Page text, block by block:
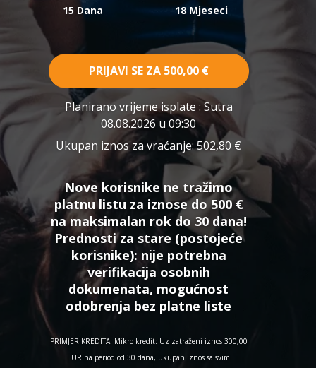
15 Dana 18 Mjeseci
PRIJAVI SE ZA 500,00 €
Planirano vrijeme isplate : Sutra
08.08.2026 u 09:30
Ukupan iznos za vraćanje:502,80 €
Nove korisnike ne tražimo
platnu listu za iznose do 500 €
na maksimalan rok do 30 dana!
Prednosti za stare (postojeće
korisnike): nije potrebna
verifikacija osobnih
dokumenata, mogućnost
odobrenja bez platne liste
PRIMJER KREDITA: Mikro kredit: Uz zatraženi iznos 300,00
EUR na period od 30 dana, ukupan iznos sa svim